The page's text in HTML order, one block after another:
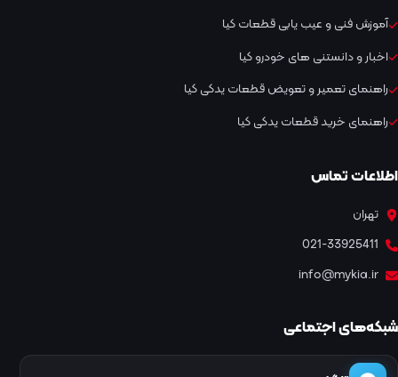
آموزش فنی و عیب یابی قطعات کیا
اخبار و دانستنی های خودرو کیا
راهنمای تعمیر و تعویض قطعات یدکی کیا
راهنمای خرید قطعات یدکی کیا
اطلاعات تماس
تهران
021-33925411
info@mykia.ir
شبکه‌های اجتماعی